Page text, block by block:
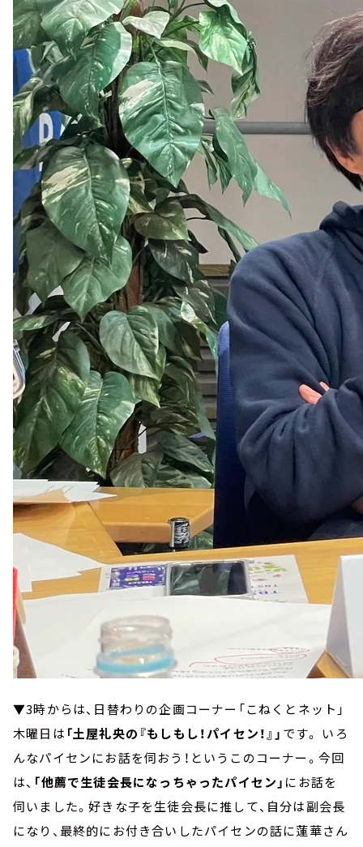
▼3時からは、日替わりの企画コーナー「こねくとネット」
木曜日は 「土屋礼央の『もしもし！パイセン！』」 です。 いろ
んなパイセンにお話を伺おう！というこのコーナー。今回
は、 「他薦で生徒会長になっちゃったパイセン」 にお話を
伺いました。好きな子を生徒会長に推して、自分は副会長
になり、最終的にお付き合いしたパイセンの話に蓮華さん